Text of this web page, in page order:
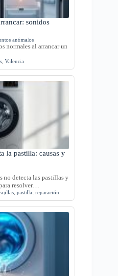
sonidos
anómalos
normales al arrancar un
Valencia
la pastilla: causas y
no detecta las pastillas y
resolver…
pastilla reparación